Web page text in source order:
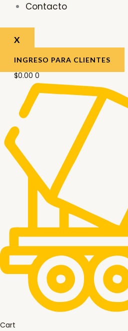
Contacto
X
INGRESO PARA CLIENTES
$0.00 0
Cart